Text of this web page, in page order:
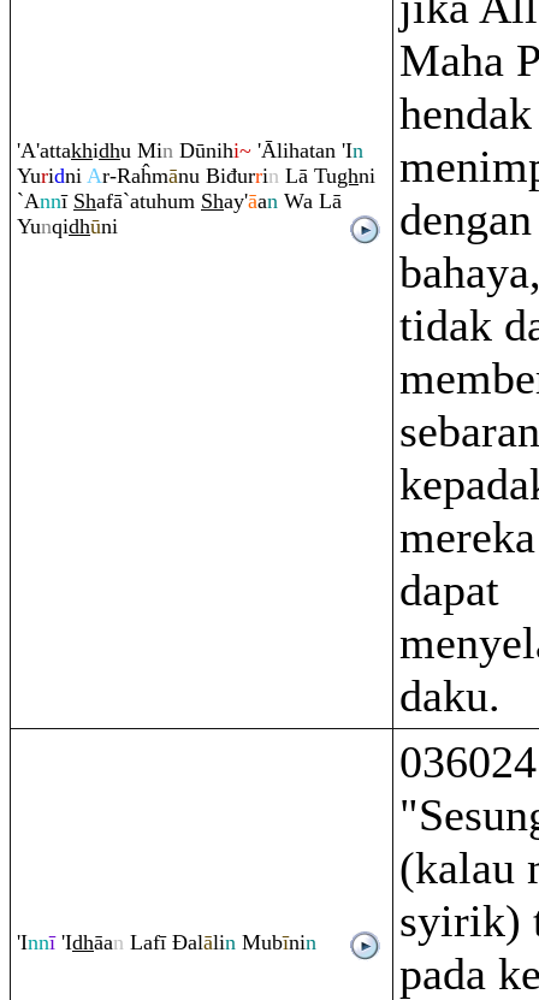
'A'attakhidhu Min Dūnihi~ 'Ālihatan 'In
Yuridni Ar-Raĥmānu Biđurrin Lā Tughni
`Annī Shafā`atuhum Shay'āan Wa Lā
Yunqidhūni
Maha
hendak
tidak
dapat
daku.
'Innī'Idhāan Lafī Đalālin Mubīnin
036024
(kalau
syirik)
pada